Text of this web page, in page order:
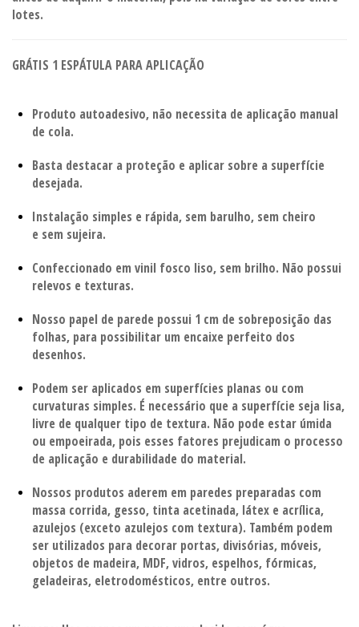
lotes.
GRÁTIS 1 ESPÁTULA PARA APLICAÇÃO
Produto autoadesivo, não necessita de aplicação manual
de cola.
Basta destacar a proteção e aplicar sobre a superfície
desejada.
Instalação simples e rápida, sem barulho, sem cheiro
e sem sujeira.
Confeccionado em vinil fosco liso, sem brilho. Não possui
relevos e texturas.
Nosso papel de parede possui 1 cm de sobreposição das
folhas, para possibilitar um encaixe perfeito dos
desenhos.
Podem ser aplicados em superfícies planas ou com
curvaturas simples. É necessário que a superfície seja lisa,
livre de qualquer tipo de textura. Não pode estar úmida
ou empoeirada, pois esses fatores prejudicam o processo
de aplicação e durabilidade do material.
Nossos produtos aderem em paredes preparadas com
massa corrida, gesso, tinta acetinada, látex e acrílica,
azulejos (exceto azulejos com textura). Também podem
ser utilizados para decorar portas, divisórias, móveis,
objetos de madeira, MDF, vidros, espelhos, fórmicas,
geladeiras, eletrodomésticos, entre outros.